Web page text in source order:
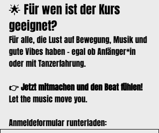
🌟 Für wen ist der Kurs
geeignet?
Für alle, die Lust auf Bewegung, Musik und
gute Vibes haben – egal ob Anfänger*in
oder mit Tanzerfahrung.
👉 Jetzt mitmachen und den Beat fühlen!
Let the music move you.
Anmeldeformular runterladen: